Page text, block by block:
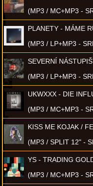
(MP3 / MC+MP3 -
PLANETY - MÁME
(MP3 / LP+MP3 -
SEVERNÍ
(MP3 / LP+MP3 -
UKWXXX - DIE
(MP3 / MC+MP3 -
KISS ME KOJAK /
(MP3 / SPLIT 12" -
YS - TRADING
(MP3 / MC+MP3 -